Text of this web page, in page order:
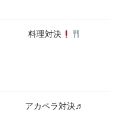
料理対決
アカペラ対決♬